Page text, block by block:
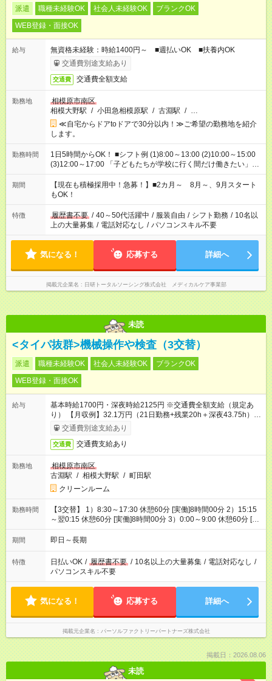
派遣 職種未経験OK 社会人未経験OK
ブランクOK
WEB登録・面接OK
給与
無資格未経験：時給1400円～ ■週払いOK ■扶養内OK
交通費別途支給あり
交通費 交通費全額支給
勤務地
相模原市南区
相模大野駅 / 小田急相模原駅 / 古淵駅 / …
≪自宅からドアtoドアで30分以内！≫ご希望の勤務地を紹介
します。
勤務時間
1日5時間からOK！ ■シフト例 (1)8:00～13:00 (2)10:00～15:00
(3)12:00～17:00 「子どもたちが学校に行く間だけ働きたい」
「余裕を持って夕飯の準備がしたい」 「午前中は働いて、午後
はプライベートの時間にしたい」 など、ご希望を教えてくださ
いね。 ※Wワーク希望の方へ 今ご覧のお仕事で希望する勤務時
間と、もう1つのお仕事の勤務時間。 合計で週40時間を超える
場合は応募できません。
期間
【現在も積極採用中！急募！】■2カ月～ 8月～、9月スタート
もOK！
特徴 履歴書不要 / 40～50代活躍中 / 服装自由 / シフト勤務 / 10名以
上の大量募集 / 電話対応なし / パソコンスキル不要
気になる！ 応募する 詳細へ
掲載元企業名 日研トータルソーシング株式会社 メディカルケア事業部
未読
<タイパ抜群>機械操作や検査（3交替）
派遣 職種未経験OK 社会人未経験OK
ブランクOK
WEB登録・面接OK
給与
基本時給1700円・深夜時給2125円 ※交通費全額支給（規定あ
り） 【月収例】32.1万円（21日勤務+残業20h＋深夜43.75h）
※朝7回・昼7回・夜7回勤務の場合
交通費別途支給あり
交通費 交通費支給あり
勤務地
相模原市南区
古淵駅 / 相模大野駅 / 町田駅
クリーンルーム
勤務時間
【3交替】 1）8:30～17:30 休憩60分 [実働]8時間00分 2）15:15
～翌0:15 休憩60分 [実働]8時間00分 3）0:00～9:00 休憩60分 [実
働]8時間00分
期間 即日～長期
特徴 日払いOK / 履歴書不要 / 10名以上の大量募集 / 電話対応なし /
パソコンスキル不要
気になる！ 応募する 詳細へ
掲載元企業名 パーソルファクトリーパートナーズ株式会社
掲載日：2026.08.06
未読